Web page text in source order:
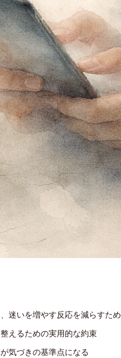
迷いを増やす反応を減らすため
えるための実用的な約束
気づきの基準点になる